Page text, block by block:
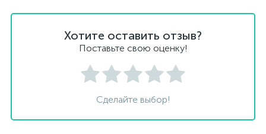
Хотите оставить отзыв?
Поставьте свою оценку!
Сделайте выбор!